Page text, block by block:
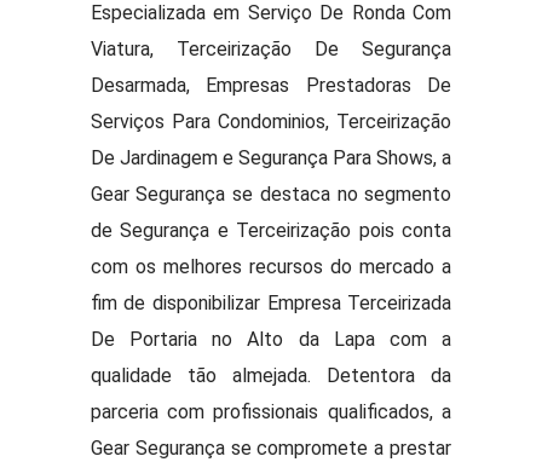
Especializada em Serviço De Ronda Com
Viatura, Terceirização De Segurança
Desarmada, Empresas Prestadoras De
Serviços Para Condominios, Terceirização
De Jardinagem e Segurança Para Shows, a
Gear Segurança se destaca no segmento
de Segurança e Terceirização pois conta
com os melhores recursos do mercado a
fim de disponibilizar Empresa Terceirizada
De Portaria no Alto da Lapa com a
qualidade tão almejada. Detentora da
parceria com profissionais qualificados, a
Gear Segurança se compromete a prestar